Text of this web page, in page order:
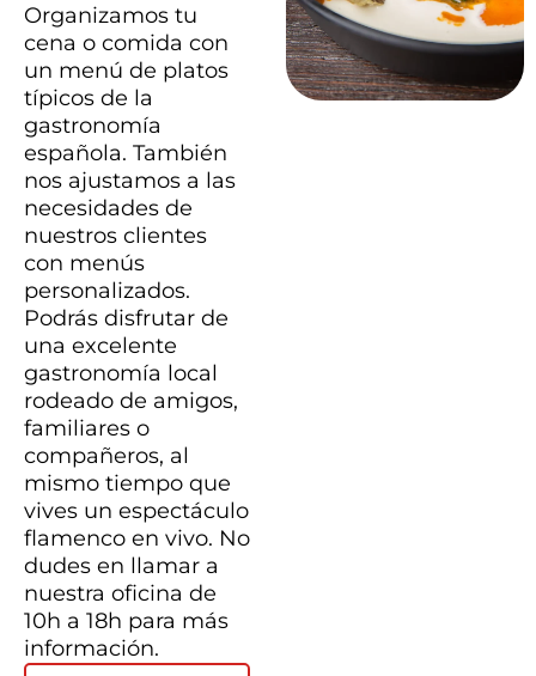
Organizamos tu
cena o comida con
un menú de platos
típicos de la
gastronomía
española. También
nos ajustamos a las
necesidades de
nuestros clientes
con menús
personalizados.
Podrás disfrutar de
una excelente
gastronomía local
rodeado de amigos,
familiares o
compañeros, al
mismo tiempo que
vives un espectáculo
flamenco en vivo. No
dudes en llamar a
nuestra oficina de
10h a 18h para más
información.